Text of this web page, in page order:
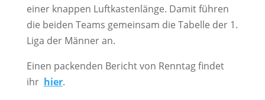
einer knap­pen Luft­kas­ten­län­ge. Damit füh­ren
die bei­den Teams gemein­sam die Tabel­le der 1.
Liga der Män­ner an.
Einen packen­den Bericht von Renn­tag fin­det
ihr hier.